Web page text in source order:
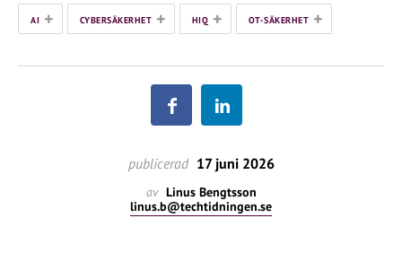
AI + CYBERSÄKERHET + HIQ + OT-SÄKERHET +
publicerad 17 juni 2026
av Linus Bengtsson
linus.b@techtidningen.se